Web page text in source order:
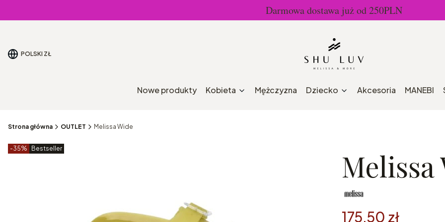
Darmowa dostawa już od 250PLN
POLSKI ZŁ
Nowe produkty Kobieta Mężczyzna Dziecko Akcesoria MANEBI
Strona główna OUTLET Melissa Wide
Etykiety produktu
-35% zniżki
Bestseller Melissa
175,50 zł